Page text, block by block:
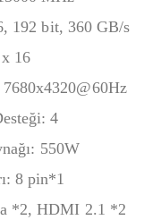
1‎92 bit, 3‎60 GB/s
16
4‎
5‎50W
8‎ pin*1
*2, HDMI 2.1 *2